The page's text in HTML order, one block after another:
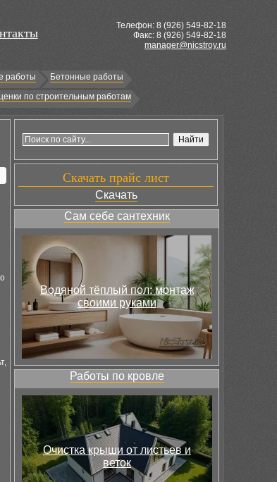
Телефон: 8 (926) 549-82-18
Факс: 8 (926) 549-82-18
manager@nicstroy.ru
работы
Бетонные работы
по строительным работам
Скачать прайс лист
Скачать
Сам себе сантехник
Водяной тёплый пол: монтаж
своими руками
Работы по кровле
Очистка крыши от листьев и
веток